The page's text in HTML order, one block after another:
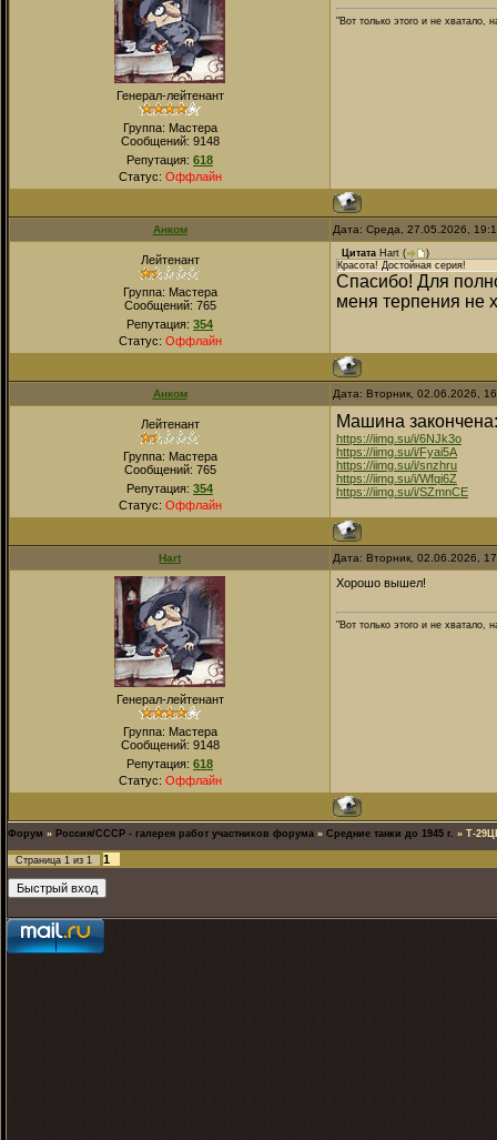
Генерал-лейтенант
Группа: Мастера
Сообщений: 9148
Репутация: 618
Статус: Оффлайн
"Вот только этого и не
Анком Дата: Среда, 27.05.2026,
Лейтенант
Группа: Мастера
Сообщений: 765
Репутация: 354
Статус: Оффлайн
Цитата Hart (
)
Красота! Достойная серия!
Спасибо! Для
меня терпения не
Анком Дата: Вторник, 02.06.2026,
Лейтенант
Группа: Мастера
Сообщений: 765
Репутация: 354
Статус: Оффлайн
Машина закончена:
https://iimg.su/i/6NJk3o
https://iimg.su/i/Fyai5A
https://iimg.su/i/snzhru
https://iimg.su/i/Wfqi6Z
https://iimg.su/i/SZmnCE
Hart Дата: Вторник, 02.06.2026,
Генерал-лейтенант
Группа: Мастера
Сообщений: 9148
Репутация: 618
Статус: Оффлайн
Хорошо вышел!
"Вот только этого и не
Форум » Россия/СССР - галерея работ участников форума » Средние танки до 1945 г. » Т-
Страница 1 из 1 1